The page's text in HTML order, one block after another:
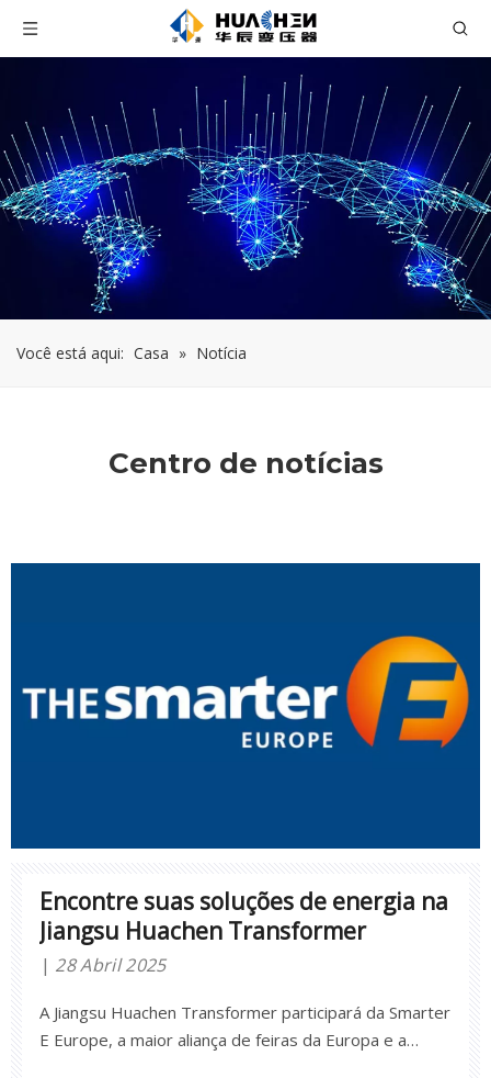
Você está aqui: Casa » Notícia
Centro de notícias
Encontre suas soluções de energia na
Jiangsu Huachen Transformer
28 Abril 2025
A Jiangsu Huachen Transformer participará da Smarter
E Europe, a maior aliança de feiras da Europa e a